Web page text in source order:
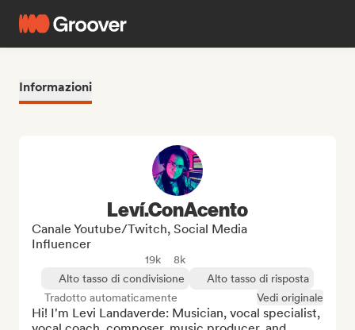
Informazioni
Leví.ConAcento
Canale Youtube/Twitch, Social Media
Influencer
19k
8k
Alto tasso di condivisione
Alto tasso di risposta
Tradotto automaticamente
Vedi originale
Hi! I'm Levi Landaverde: Musician, vocal specialist,